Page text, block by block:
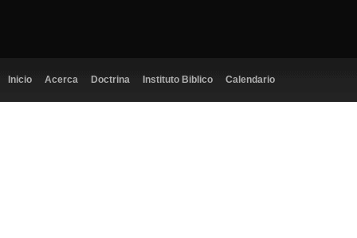
Inicio Acerca Doctrina Instituto Biblico Calendario